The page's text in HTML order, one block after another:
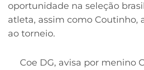
oportunidade na seleção
atleta, assim como Coutinho,
ao torneio.
Coe DG, avisa por menino